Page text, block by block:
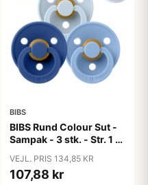
BIBS
BIBS Rund Colour Sut -
Sampak - 3 stk. - Str. 1 -
VEJL. PRIS 134,85 KR
107,88 kr